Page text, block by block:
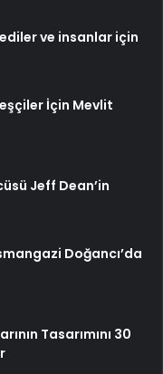
ve insanlar için
İçin Mevlit
Jeff Dean’in
Doğancı’da
Tasarımını 30